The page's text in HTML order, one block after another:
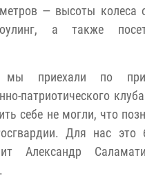
— высоты колеса
а также
мы приехали по
патриотического
себе не могли, что
Для нас это
Александр